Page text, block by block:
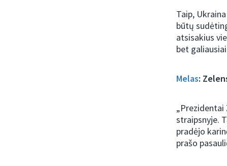
Taip,
būtų
atsisakius
bet
Melas:
„Prezidentai
straipsnyje.
pradėjo
prašo